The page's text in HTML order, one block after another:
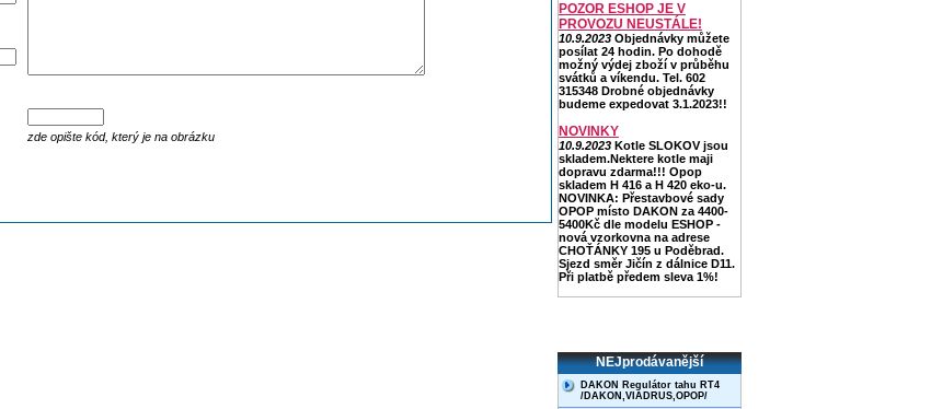
zde opište kód, který je na obrázku
POZOR ESHOP JE V
PROVOZU NEUSTÁLE!
10.9.2023 Objednávky můžete
posílat 24 hodin. Po dohodě
možný výdej zboží v průběhu
svátků a víkendu. Tel. 602
315348 Drobné objednávky
budeme expedovat 3.1.2023!!
NOVINKY
10.9.2023 Kotle SLOKOV jsou
skladem.Nektere kotle maji
dopravu zdarma!!! Opop
skladem H 416 a H 420 eko-u.
NOVINKA: Přestavbové sady
OPOP místo DAKON za 4400-
5400Kč dle modelu ESHOP -
nová vzorkovna na adrese
CHOŤÁNKY 195 u Poděbrad.
Sjezd směr Jičín z dálnice D11.
Při platbě předem sleva 1%!
NEJprodávanější
DAKON Regulátor tahu RT4
/DAKON,VIADRUS,OPOP/